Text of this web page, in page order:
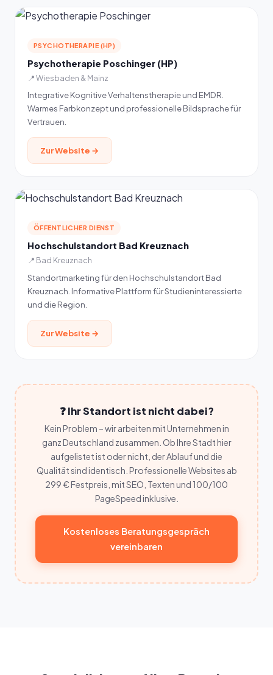
PSYCHOTHERAPIE (HP)
Psychotherapie Poschinger (HP)
📍 Wiesbaden & Mainz
Integrative Kognitive Verhaltenstherapie und EMDR.
Warmes Farbkonzept und professionelle Bildsprache für
Vertrauen.
Zur Website →
ÖFFENTLICHER DIENST
Hochschulstandort Bad Kreuznach
📍 Bad Kreuznach
Standortmarketing für den Hochschulstandort Bad
Kreuznach. Informative Plattform für Studieninteressierte
und die Region.
Zur Website →
❓ Ihr Standort ist nicht dabei?
Kein Problem – wir arbeiten mit Unternehmen in
ganz Deutschland zusammen. Ob Ihre Stadt hier
aufgelistet ist oder nicht, der Ablauf und die
Qualität sind identisch. Professionelle Websites ab
299 € Festpreis, mit SEO, Texten und 100/100
PageSpeed inklusive.
Kostenloses Beratungsgespräch
vereinbaren